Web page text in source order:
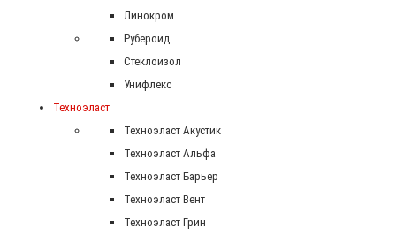
Линокром
Рубероид
Стеклоизол
Унифлекс
Техноэласт
Техноэласт Акустик
Техноэласт Альфа
Техноэласт Барьер
Техноэласт Вент
Техноэласт Грин